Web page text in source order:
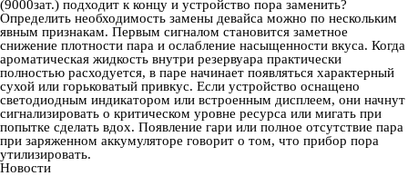
(9000зат.) подходит к концу и устройство пора заменить?
Определить необходимость замены девайса можно по нескольким
явным признакам. Первым сигналом становится заметное
снижение плотности пара и ослабление насыщенности вкуса. Когда
ароматическая жидкость внутри резервуара практически
полностью расходуется, в паре начинает появляться характерный
сухой или горьковатый привкус. Если устройство оснащено
светодиодным индикатором или встроенным дисплеем, они начнут
сигнализировать о критическом уровне ресурса или мигать при
попытке сделать вдох. Появление гари или полное отсутствие пара
при заряженном аккумуляторе говорит о том, что прибор пора
утилизировать.
Новости